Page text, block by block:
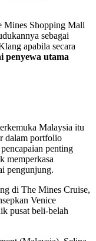
Mines Shopping Mall
sebagai
apabila secara
penyewa utama
Malaysia itu
dalam portfolio
penting
memperkasa
pengunjung.
di The Mines Cruise,
Venice
pusat beli-belah